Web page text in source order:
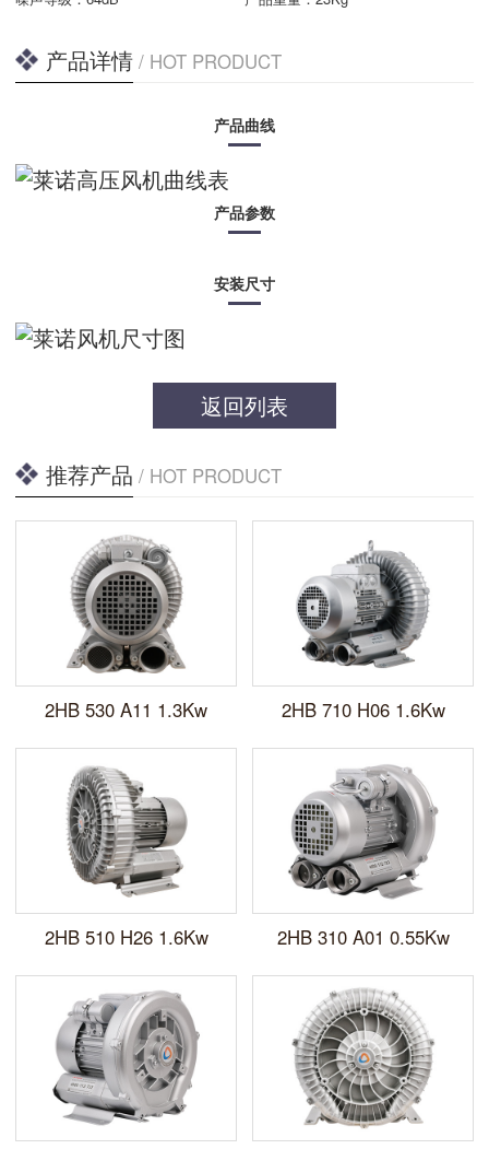
产品详情 / HOT PRODUCT
产品曲线
产品参数
安装尺寸
返回列表
推荐产品 / HOT PRODUCT
2HB 530 A11 1.3Kw 2HB 710 H06 1.6Kw
2HB 510 H26 1.6Kw 2HB 310 A01 0.55Kw